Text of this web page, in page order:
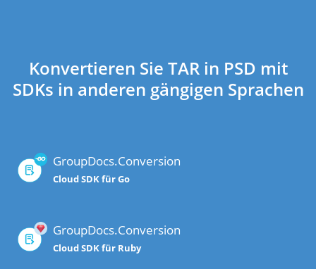
Konvertieren Sie TAR in PSD mit
SDKs in anderen gängigen Sprachen
GroupDocs.Conversion
Cloud SDK für Go
GroupDocs.Conversion
Cloud SDK für Ruby